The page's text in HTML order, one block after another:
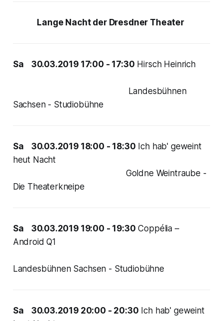
Lange Nacht der Dresdner Theater
Sa 30.03.2019 17:00 - 17:30 Hirsch Heinrich
Landesbühnen
Sachsen - Studiobühne
Sa 30.03.2019 18:00 - 18:30 Ich hab' geweint
heut Nacht
Goldne Weintraube -
Die Theaterkneipe
Sa 30.03.2019 19:00 - 19:30 Coppélia –
Android Q1
Landesbühnen Sachsen - Studiobühne
Sa 30.03.2019 20:00 - 20:30 Ich hab' geweint